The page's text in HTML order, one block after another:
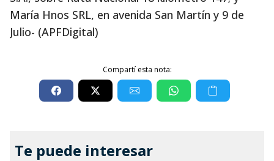
María Hnos SRL, en avenida San Martín y 9 de
Julio- (APFDigital)
Compartí esta nota:
Te puede interesar